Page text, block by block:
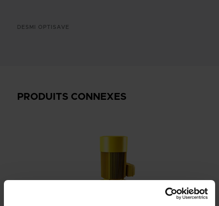
DESMI OPTISAVE
PRODUITS CONNEXES